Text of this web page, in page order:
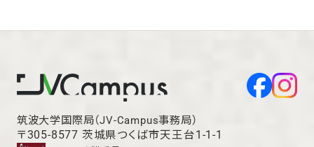
筑波大学国際局（JV-Campus事務局）
〒305-8577 茨城県つくば市天王台1-1-1